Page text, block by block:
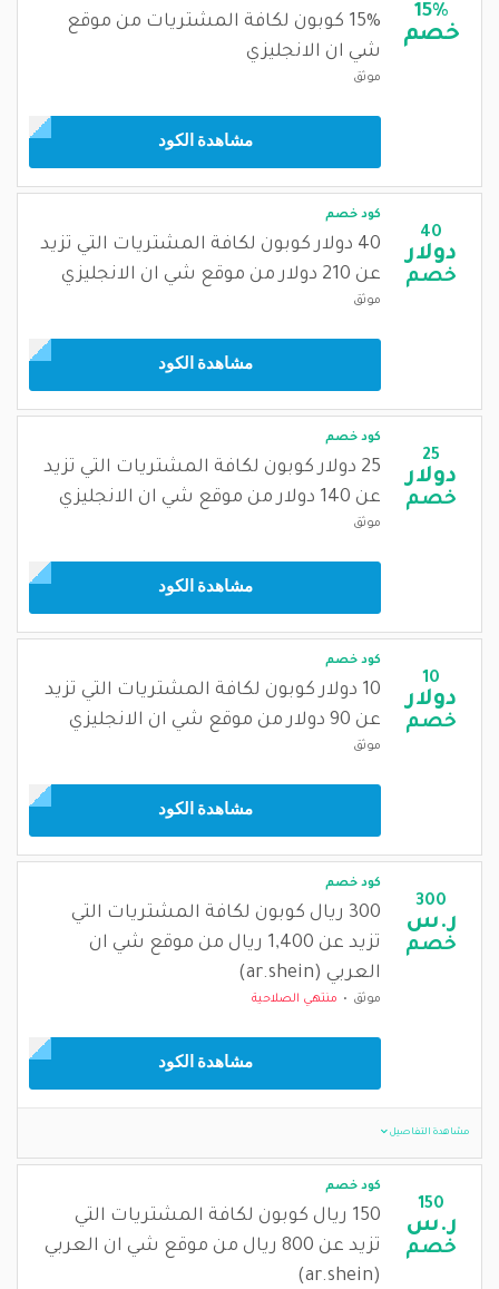
15%
خصم
15% كوبون لكافة المشتريات من موقع
شي ان الانجليزي
موثق
مشاهدة الكود
40
دولار
خصم
كود خصم
40 دولار كوبون لكافة المشتريات التي تزيد
عن 210 دولار من موقع شي ان الانجليزي
موثق
مشاهدة الكود
25
دولار
خصم
كود خصم
25 دولار كوبون لكافة المشتريات التي تزيد
عن 140 دولار من موقع شي ان الانجليزي
موثق
مشاهدة الكود
10
دولار
خصم
كود خصم
10 دولار كوبون لكافة المشتريات التي تزيد
عن 90 دولار من موقع شي ان الانجليزي
موثق
مشاهدة الكود
300
ر.س
خصم
كود خصم
300 ريال كوبون لكافة المشتريات التي
تزيد عن 1,400 ريال من موقع شي ان
العربي (ar.shein)
موثق منتهي الصلاحية
مشاهدة الكود
مشاهدة التفاصيل
150
ر.س
خصم
كود خصم
150 ريال كوبون لكافة المشتريات التي
تزيد عن 800 ريال من موقع شي ان العربي
(ar.shein)